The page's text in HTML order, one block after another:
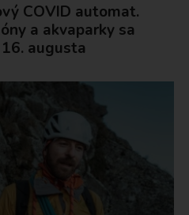
COVID automat.
a akvaparky sa
augusta